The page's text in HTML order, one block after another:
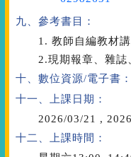
九、參考書目：
1. 教師自編教材
2.現期報章、雜
十、數位資源/電子書：
十一、上課日期：
2026/03/21 ,
十二、上課時間：